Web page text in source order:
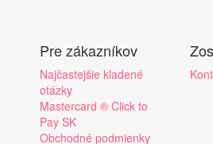
Pre zákazníkov
Najčastejšie kladené
otázky
Mastercard ® Click to
Pay SK
Obchodné podmienky